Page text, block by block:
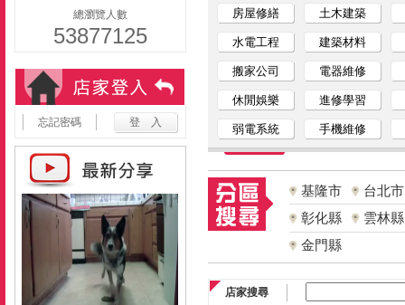
總瀏覽人數
53877125
忘記密碼
房屋修繕 土木建築
水電工程 建築材料
搬家公司 電器維修
休閒娛樂 進修學習
弱電系統 手機維修
基隆市
台北市
彰化縣
雲林縣
金門縣
店家搜尋